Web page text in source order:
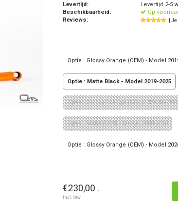
Levertijd:
Levertijd 2-5
Beschikbaarheid:
Op
Reviews:
|
Optie : Glossy Orange (OEM) - Model
Optie : Matte Black - Model 2019-2025
Optie : Glossy Orange (OEM) - Model
Optie : Matte Black - Model 2008-2018
Optie : Glossy Orange (OEM) - Model
€230,00 .
Incl. btw